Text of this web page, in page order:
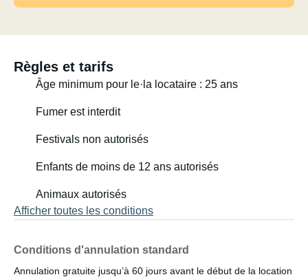
160 km offerts par semaine à partir de 35 km.
Prise en charge et restitution avec le plein (diesel).
Le nettoyage doit avoir été effectué au retour du véhicule.
l'aspirateur, vider le réfrigérateur et tous les réservoirs et
nettoyer les toilettes si elles ont été utilisées.
Règles et tarifs
Âge minimum pour le·la locataire : 25 ans
Fumer est interdit
Festivals non autorisés
Enfants de moins de 12 ans autorisés
Animaux autorisés
Afficher toutes les conditions
Conditions d'annulation standard
Annulation gratuite jusqu’à 60 jours avant le début de la location